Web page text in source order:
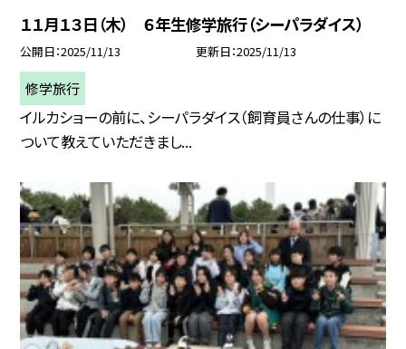
１１月１３日（木） ６年生修学旅行（シーパラダイス）
公開日 2025/11/13 更新日 2025/11/13
修学旅行
イルカショーの前に、シーパラダイス（飼育員さんの仕事）に
ついて教えていただきまし...